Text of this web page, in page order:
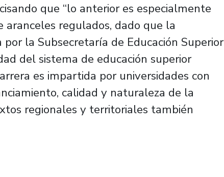
que “lo anterior es especialmente
regulados, dado que la
la Subsecretaría de Educación Superior
del sistema de educación superior
es impartida por universidades con
calidad y naturaleza de la
regionales y territoriales también